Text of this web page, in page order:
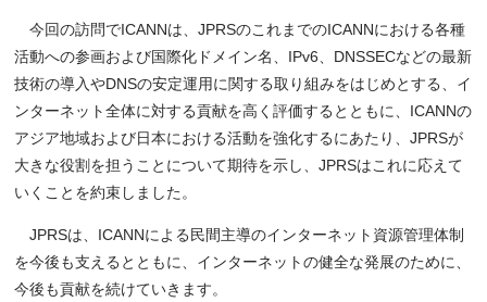
今回の訪問でICANNは、JPRSのこれまでのICANNにおける各種
活動への参画および国際化ドメイン名、IPv6、DNSSECなどの最新
技術の導入やDNSの安定運用に関する取り組みをはじめとする、イ
ンターネット全体に対する貢献を高く評価するとともに、ICANNの
アジア地域および日本における活動を強化するにあたり、JPRSが
大きな役割を担うことについて期待を示し、JPRSはこれに応えて
いくことを約束しました。
JPRSは、ICANNによる民間主導のインターネット資源管理体制
を今後も支えるとともに、インターネットの健全な発展のために、
今後も貢献を続けていきます。